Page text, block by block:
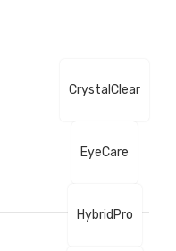
CrystalClear
EyeCare
HybridPro